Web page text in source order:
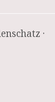
·